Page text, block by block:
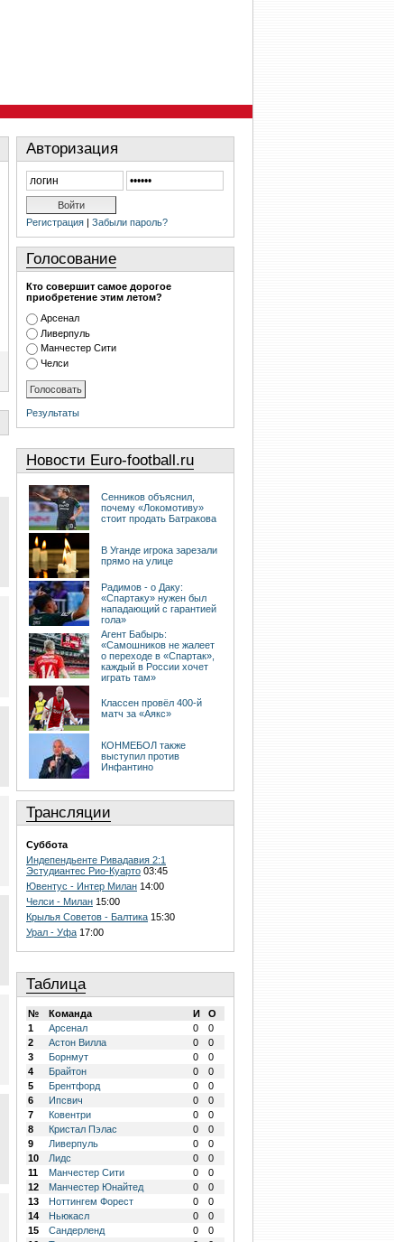
Авторизация
Регистрация | Забыли пароль?
Голосование
Кто совершит самое дорогое
приобретение этим летом?
Арсенал
Ливерпуль
Манчестер Сити
Челси
Результаты
Новости Euro-football.ru
Сенников объяснил,
почему «Локомотиву»
стоит продать Батракова
В Уганде игрока зарезали
прямо на улице
Радимов - о Даку:
«Спартаку» нужен был
нападающий с гарантией
гола»
Агент Бабырь:
«Самошников не жалеет
о переходе в «Спартак»,
каждый в России хочет
играть там»
Классен провёл 400-й
матч за «Аякс»
КОНМЕБОЛ также
выступил против
Инфантино
Трансляции
Суббота
Индепендьенте Ривадавия 2:1
Эстудиантес Рио-Куарто 03:45
Ювентус - Интер Милан 14:00
Челси - Милан 15:00
Крылья Советов - Балтика 15:30
Урал - Уфа 17:00
Таблица
№ Команда И
О
1
Арсенал 0
0
2
Астон Вилла 0
0
3
Борнмут 0
0
4
Брайтон 0
0
5
Брентфорд 0
0
6
Ипсвич 0
0
7
Ковентри 0
0
8
Кристал Пэлас 0
0
9
Ливерпуль 0
0
10
Лидс 0
0
11
Манчестер Сити 0
0
12
Манчестер Юнайтед 0
0
13
Ноттингем Форест 0
0
14
Ньюкасл 0
0
15
Сандерленд 0
0